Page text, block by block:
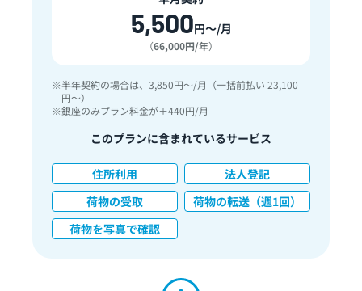
5,500円〜/月
（66,000円/年）
半年契約の場合は、3,850円〜/月（一括前払い 23,100
円〜）
銀座のみプラン料金が＋440円/月
このプランに含まれているサービス
住所利用
法人登記
荷物の受取
荷物の転送（週1回）
荷物を写真で確認